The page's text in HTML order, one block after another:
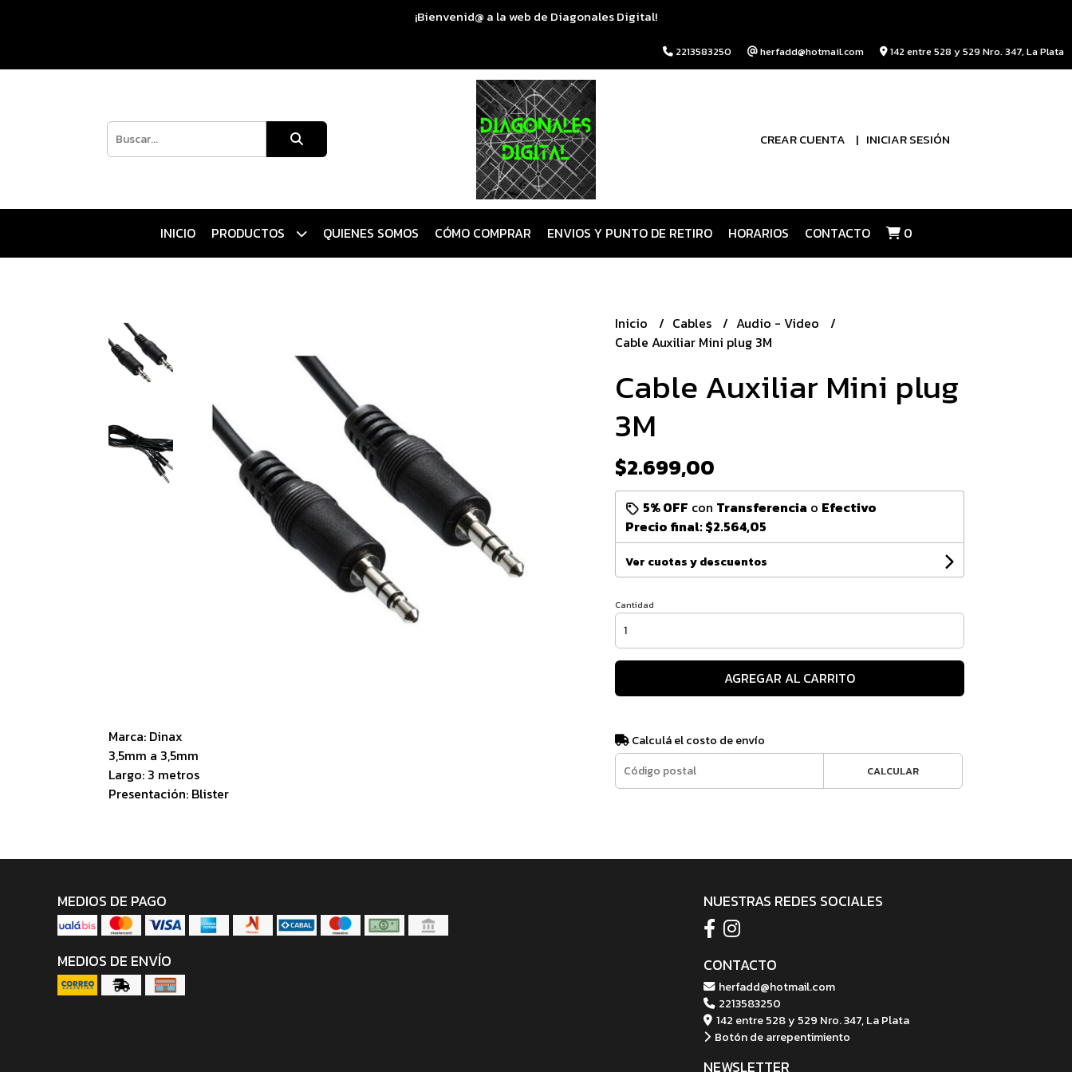
¡Bienvenid@ a la web de Diagonales Digital!
2213583250 herfadd@hotmail.com 142 entre 528 y 529 Nro. 347, La Plata
CREAR CUENTA INICIAR SESIÓN
INICIO PRODUCTOS QUIENES SOMOS CÓMO COMPRAR ENVIOS Y PUNTO DE RETIRO HORARIOS CONTACTO 0
Marca: Dinax
3,5mm a 3,5mm
Largo: 3 metros
Presentación: Blister
Inicio Cables
Audio - Video
Cable Auxiliar Mini plug 3M
Cable Auxiliar Mini plug
3M
$2.699,00
5% OFF con Transferencia o Efectivo
Precio final:$2.564,05
Ver cuotas y descuentos
Cantidad
AGREGAR AL CARRITO
Calculá el costo de envío
CALCULAR
MEDIOS DE PAGO
MEDIOS DE ENVÍO
NUESTRAS REDES SOCIALES
CONTACTO
herfadd@hotmail.com
2213583250
142 entre 528 y 529 Nro. 347, La Plata
Botón de arrepentimiento
NEWSLETTER